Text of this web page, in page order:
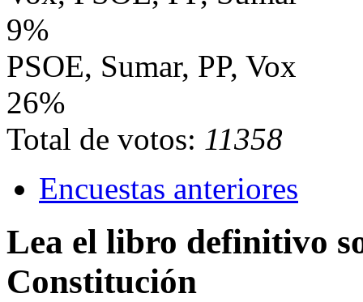
9%
PSOE, Sumar, PP, Vox
26%
Total de votos: 11358
Encuestas anteriores
Lea el libro definitivo
Constitución